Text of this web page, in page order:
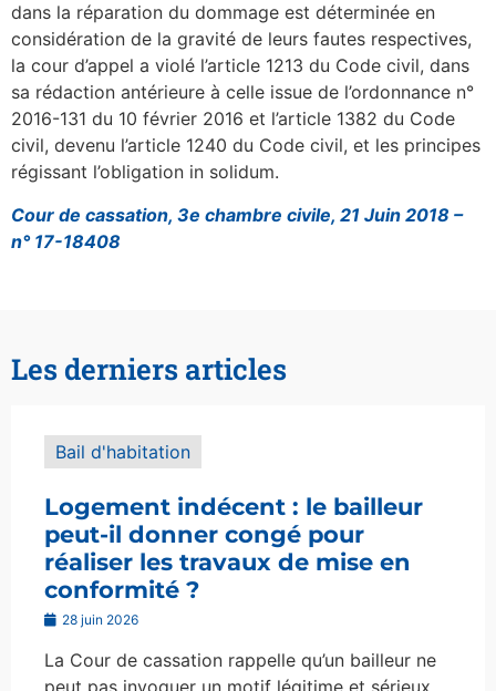
dans la réparation du dommage est déterminée en
considération de la gravité de leurs fautes respectives,
la cour d’appel a violé l’article 1213 du Code civil, dans
sa rédaction antérieure à celle issue de l’ordonnance n°
2016-131 du 10 février 2016 et l’article 1382 du Code
civil, devenu l’article 1240 du Code civil, et les principes
régissant l’obligation in solidum.
Cour de cassation, 3e chambre civile, 21 Juin 2018 –
n° 17-18408
Les derniers articles
Bail d'habitation
Logement indécent : le bailleur
peut-il donner congé pour
réaliser les travaux de mise en
conformité ?
28 juin 2026
La Cour de cassation rappelle qu’un bailleur ne
peut pas invoquer un motif légitime et sérieux